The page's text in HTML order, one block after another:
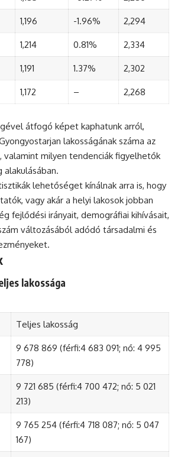
1,196 -1.96% 2,294
1,214 0.81% 2,334
1,191 1.37% 2,302
1,172 – 2,268
átfogó képet kaphatunk arról,
lakosságának száma az
valamint milyen tendenciák figyelhetők
alakulásában.
lehetőséget kínálnak arra is, hogy
vagy akár a helyi lakosok jobban
fejlődési irányait, demográfiai kihívásait,
változásából adódó társadalmi és
lakossága
Teljes lakosság
9 678 869 (férfi:4 683 091; nő: 4 995
778)
9 721 685 (férfi:4 700 472; nő: 5 021
213)
9 765 254 (férfi:4 718 087; nő: 5 047
167)